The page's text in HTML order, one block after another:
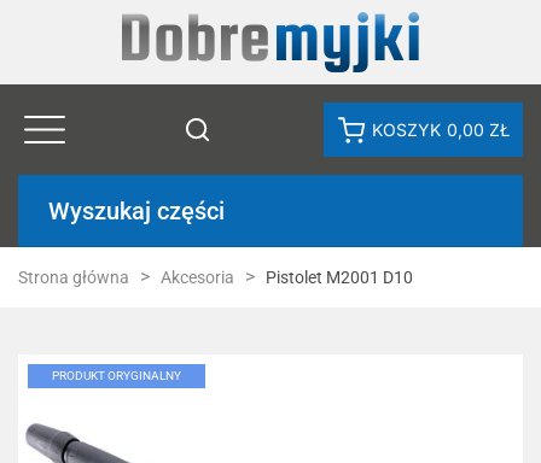
KOSZYK 0,00 ZŁ
Wyszukaj części
Strona główna Akcesoria Pistolet M2001 D10
PRODUKT ORYGINALNY